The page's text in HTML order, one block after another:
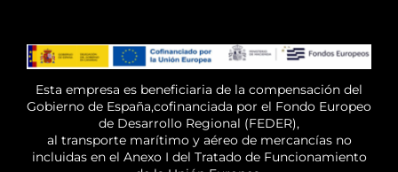
Esta empresa es beneficiaria de la compensación del
Gobierno de España,cofinanciada por el Fondo Europeo
de Desarrollo Regional (FEDER),
al transporte marítimo y aéreo de mercancías no
incluidas en el Anexo I del Tratado de Funcionamiento